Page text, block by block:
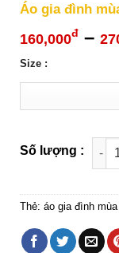
Áo gia đình
160,000đ –
Size :
Thẻ: áo gia đình